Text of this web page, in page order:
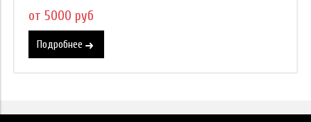
от 5000 руб
Подробнее